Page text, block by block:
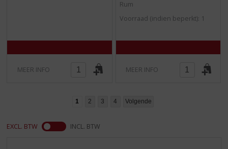
MEER INFO
)
Rum
Voorraad (indien beperkt): 1
MEER INFO
1 2 3 4 Volgende
EXCL. BTW INCL. BTW